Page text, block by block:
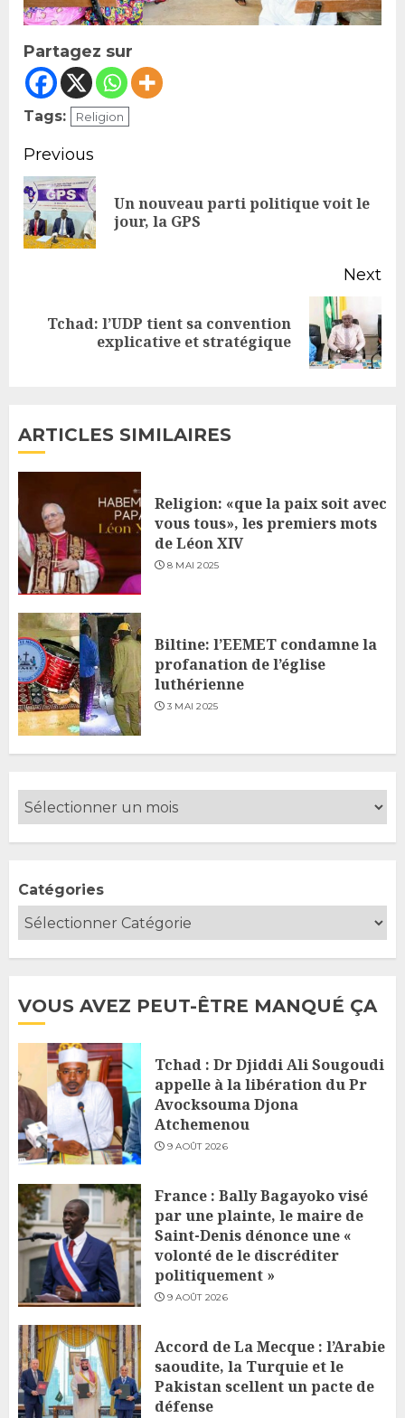
Partagez sur
Tags: Religion
Continue
Reading
Previous
Un nouveau parti politique voit le
jour, la GPS
Next
NextTchad: l’UDP tient sa convention
explicative et stratégique
ARTICLES SIMILAIRES
Religion: «que la paix soit avec
vous tous», les premiers mots
de Léon XIV
8 MAI 2025
Biltine: l’EEMET condamne la
profanation de l’église
luthérienne
3 MAI 2025
Catégories
VOUS AVEZ PEUT-ÊTRE MANQUÉ ÇA
Tchad : Dr Djiddi Ali Sougoudi
appelle à la libération du Pr
Avocksouma Djona
Atchemenou
9 AOÛT 2026
France : Bally Bagayoko visé
par une plainte, le maire de
Saint-Denis dénonce une «
volonté de le discréditer
politiquement »
9 AOÛT 2026
Accord de La Mecque : l’Arabie
saoudite, la Turquie et le
Pakistan scellent un pacte de
défense